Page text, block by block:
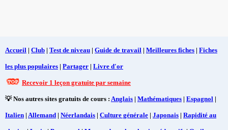
Accueil | Club | Test de niveau | Guide de travail | Meilleures fiches | Fiches
les plus populaires | Partager | Livre d'or
Recevoir 1 leçon gratuite par semaine
💡 Nos autres sites gratuits de cours : Anglais | Mathématiques | Espagnol |
Italien | Allemand | Néerlandais | Culture générale | Japonais | Rapidité au